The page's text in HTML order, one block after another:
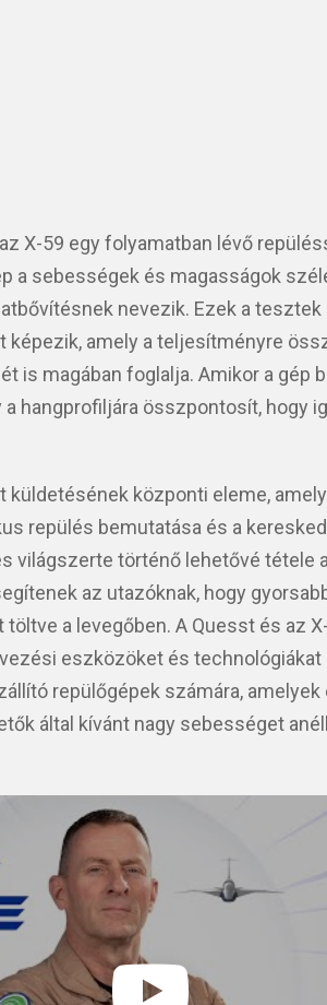
X-59 egy folyamatban lévő
a sebességek és magasságok
nevezik. Ezek a tesztek
amely a teljesítményre
is magában foglalja. Amikor a gép
a hangprofiljára összpontosít, hogy
küldetésének központi eleme,
repülés bemutatása és a
világszerte történő lehetővé tétele
az utazóknak, hogy
töltve a levegőben. A Quesst és az
eszközöket és
repülőgépek számára, amelyek
által kívánt nagy sebességet